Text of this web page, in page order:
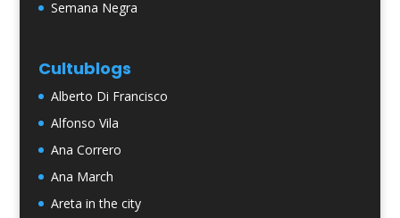
Semana Negra
Cultublogs
Alberto Di Francisco
Alfonso Vila
Ana Correro
Ana March
Areta in the city